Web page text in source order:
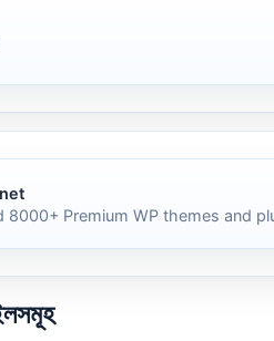
8000+ Premium WP themes and